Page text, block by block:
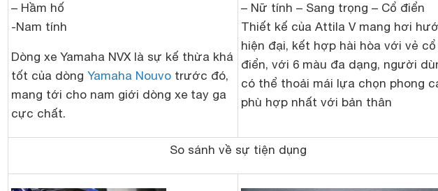
– Hầm hố
-Nam tính
Dòng xe Yamaha NVX là sự kế thừa khá
tốt của dòng Yamaha Nouvo trước đó,
mang tới cho nam giới dòng xe tay ga
cực chất.
– Nữ tính – Sang trọng – Cổ điển
Thiết kế của Attila V mang hơi
hiện đại, kết hợp hài hòa với vẻ cổ
điển, với 6 màu đa dạng, người
có thể thoải mái lựa chọn phong
phù hợp nhất với bản thân
So sánh về sự tiện dụng